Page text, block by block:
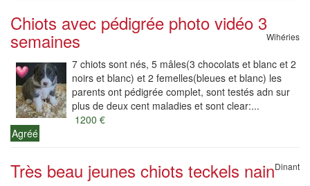
Chiots avec pédigrée photo vidéo 3
semaines Wihéries
7 chiots sont nés, 5 mâles(3 chocolats et blanc et 2
noirs et blanc) et 2 femelles(bleues et blanc) les
parents ont pédigrée complet, sont testés adn sur
plus de deux cent maladies et sont clear:...
1200 €
Agréé
Très beau jeunes chiots teckels nainDinant